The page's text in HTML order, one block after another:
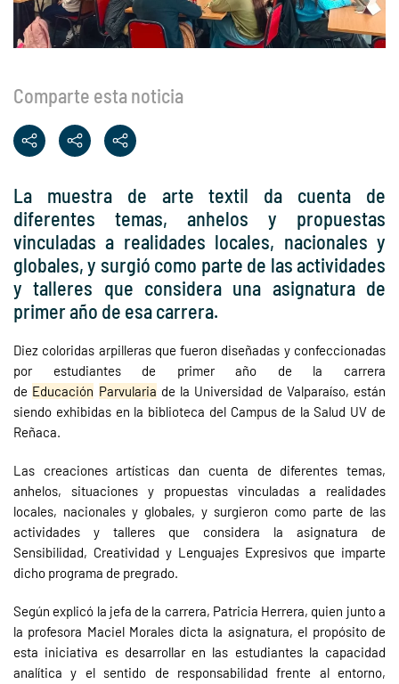
Comparte esta noticia
La muestra de arte textil da cuenta de
diferentes temas, anhelos y propuestas
vinculadas a realidades locales, nacionales y
globales, y surgió como parte de las actividades
y talleres que considera una asignatura de
primer año de esa carrera.
Diez coloridas arpilleras que fueron diseñadas y confeccionadas
por estudiantes de primer año de la carrera
de Educación Parvularia de la Universidad de Valparaíso, están
siendo exhibidas en la biblioteca del Campus de la Salud UV de
Reñaca.
Las creaciones artísticas dan cuenta de diferentes temas,
anhelos, situaciones y propuestas vinculadas a realidades
locales, nacionales y globales, y surgieron como parte de las
actividades y talleres que considera la asignatura de
Sensibilidad, Creatividad y Lenguajes Expresivos que imparte
dicho programa de pregrado.
Según explicó la jefa de la carrera, Patricia Herrera, quien junto a
la profesora Maciel Morales dicta la asignatura, el propósito de
esta iniciativa es desarrollar en las estudiantes la capacidad
analítica y el sentido de responsabilidad frente al entorno,